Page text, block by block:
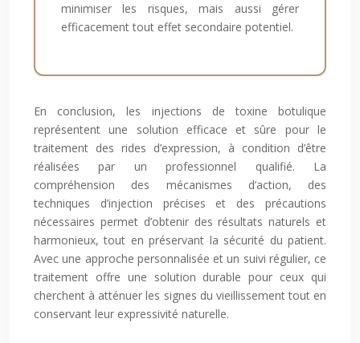
minimiser les risques, mais aussi gérer
efficacement tout effet secondaire potentiel.
En conclusion, les injections de toxine botulique
représentent une solution efficace et sûre pour le
traitement des rides d’expression, à condition d’être
réalisées par un professionnel qualifié. La
compréhension des mécanismes d’action, des
techniques d’injection précises et des précautions
nécessaires permet d’obtenir des résultats naturels et
harmonieux, tout en préservant la sécurité du patient.
Avec une approche personnalisée et un suivi régulier, ce
traitement offre une solution durable pour ceux qui
cherchent à atténuer les signes du vieillissement tout en
conservant leur expressivité naturelle.